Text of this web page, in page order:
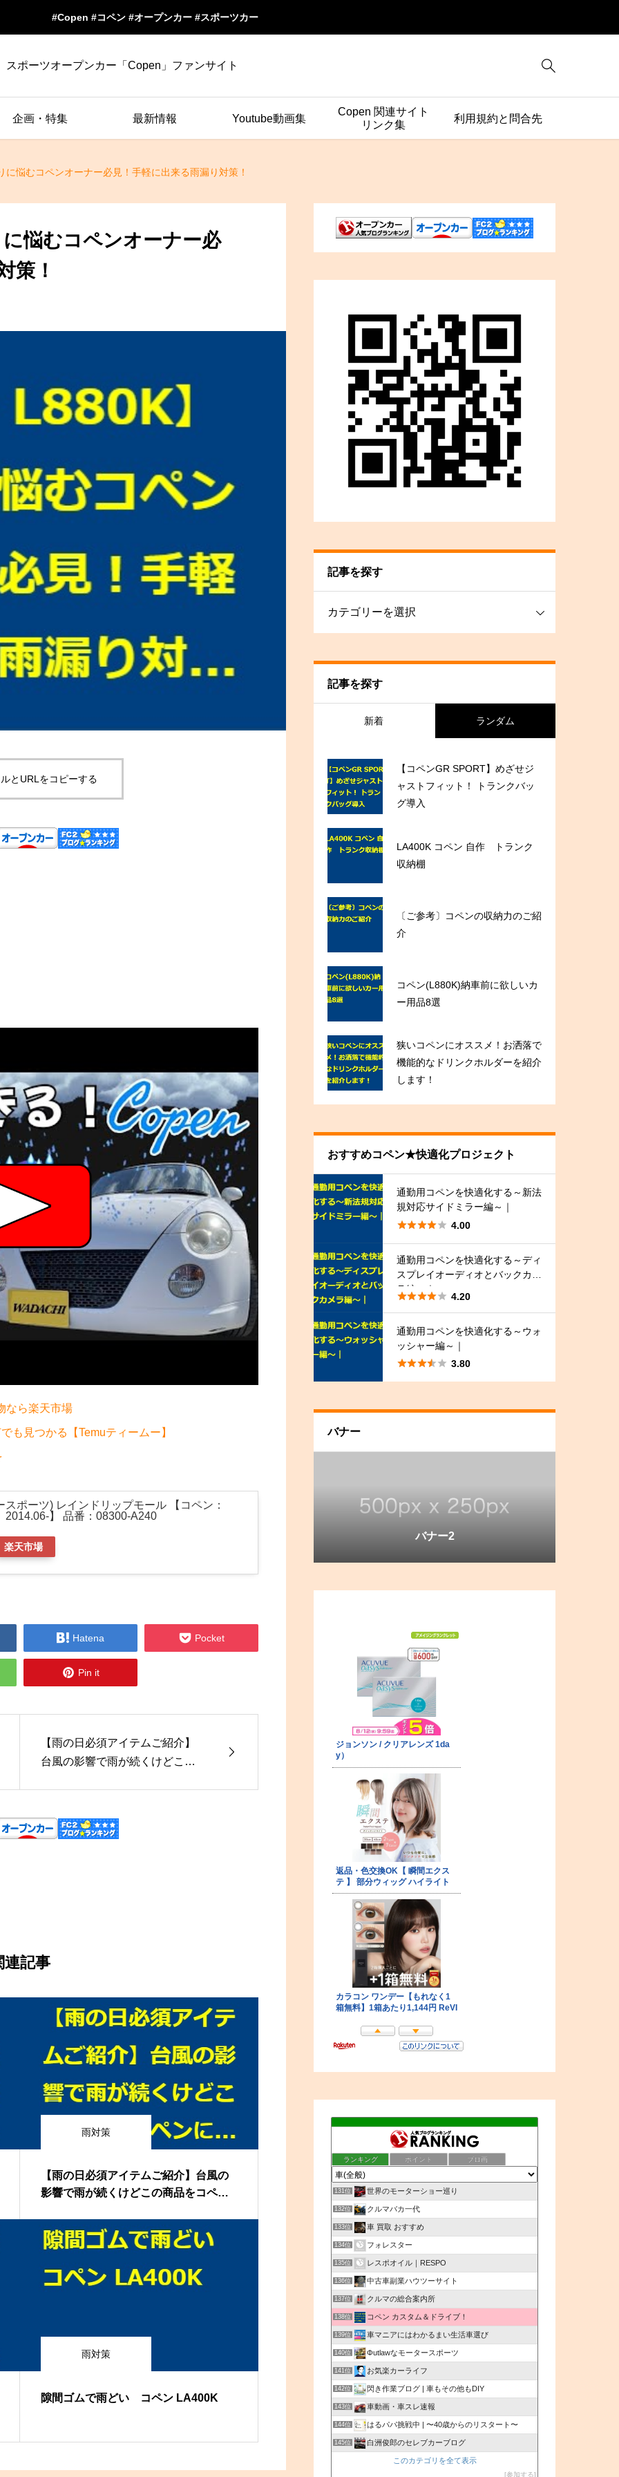
#Copen #コペン #オープンカー #スポーツカー
スポーツオープンカー「Copen」ファンサイト 
企画・特集 最新情報 Youtube動画集
Copen 関連サイト
リンク集
利用規約と問合先
に悩むコペンオーナー必見！手軽に出来る雨漏り対策！
悩むコペンオーナー必
策！
とURLをコピーする
なら楽天市場
も見つかる【Temuティームー】
ポーツ) レインドリップモール 【コペン：
】 品番：08300-A240
楽天市場
 Hatena  Pocket
 Pin it
【雨の日必須アイテムご紹介】
台風の影響で雨が続くけどこの
ン
連記事
雨対策
【雨の日必須アイテムご紹介】台風の
影響で雨が続くけどこの商品をコペン
イブ！ #コペン
雨対策
隙間ゴムで雨どい コペン LA400K
記事を探す
記事を探す
新着 ランダム
【コペンGR SPORT】めざせジ
ャストフィット！ トランクバッ
グ導入
LA400K コペン 自作 トランク
収納棚
〔ご参考〕コペンの収納力のご紹
介
コペン(L880K)納車前に欲しいカ
ー用品8選
狭いコペンにオススメ！お洒落で
機能的なドリンクホルダーを紹介
します！
おすすめコペン★快適化プロジェクト
通勤用コペンを快適化する～新法
規対応サイドミラー編～｜
 4.00
通勤用コペンを快適化する～ディ
スプレイオーディオとバックカメ
ラ編～｜
 4.20
通勤用コペンを快適化する～ウォ
ッシャー編～｜
 3.80
バナー
バナー3
バナー1
バナー2
バナー3
バナー1
ランキング ポイント ブロ画
131位 世界のモーターショー巡り
132位 クルマバカ一代
133位 車 買取 おすすめ
134位 フォレスター
135位 レスポオイル｜RESPO
136位 中古車副業ハウツーサイト
137位 クルマの総合案内所
138位 コペン カスタム＆ドライブ！
139位 車マニアにはわかるまい生活車選び
140位 Φutlawなモータースポーツ
141位 お気楽カーライフ
142位 閃き作業ブログ | 車もその他もDIY
143位 車動画・車スレ速報
144位 はるパパ挑戦中 | 〜40歳からのリスタート〜
145位 白洲俊郎のセレブカーブログ
このカテゴリを全て表示
参加する